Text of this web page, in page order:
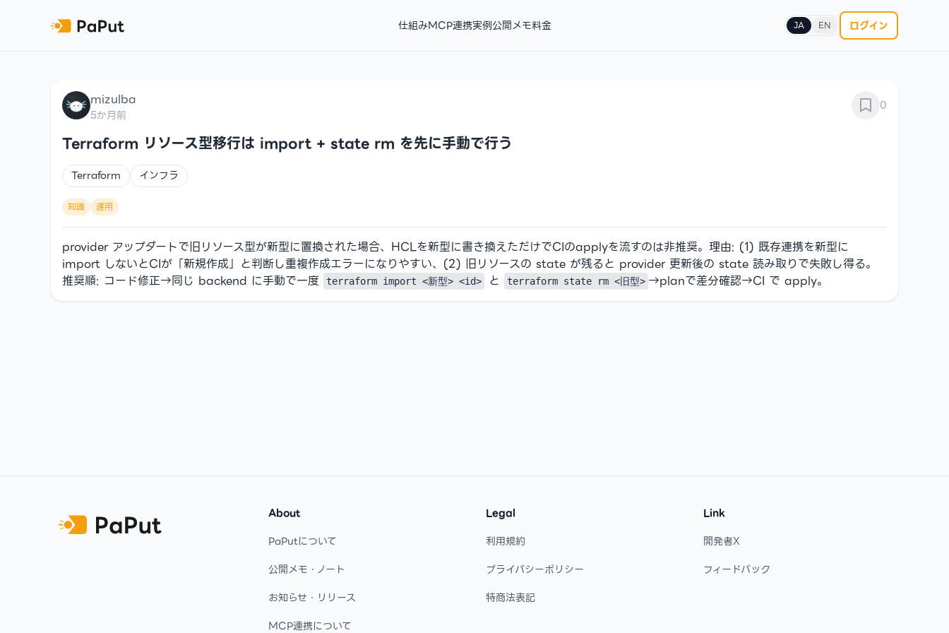
仕組みMCP連携実例公開メモ料金 JA EN ログイン
mizulba
5か月前
0
Terraform リソース型移行は import + state rm を先に手動で行う
Terraform インフラ
知識 運用
provider アップダートで旧リソース型が新型に置換された場合、HCLを新型に書き換えただけでCIのapplyを流すのは非推奨。理由: (1) 既存連携を新型に
import しないとCIが「新規作成」と判断し重複作成エラーになりやすい、(2) 旧リソースの state が残ると provider 更新後の state 読み取りで失敗し得る。
推奨順: コード修正→同じ backend に手動で一度
terraform import <新型> <id> と terraform state rm <旧型> →planで差分確認→CI で apply。
About
PaPutについて
公開メモ・ノート
お知らせ・リリース
MCP連携について
Legal
利用規約
プライバシーポリシー
特商法表記
Link
開発者X
フィードバック